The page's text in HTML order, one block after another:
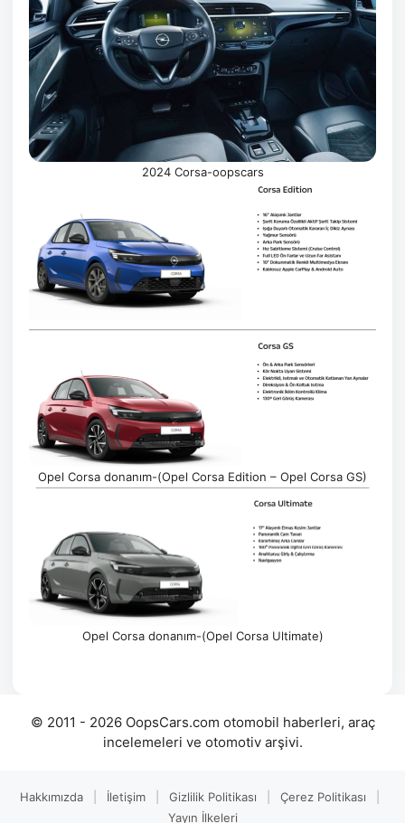
2024 Corsa-oopscars
Opel Corsa donanım-(Opel Corsa Edition – Opel Corsa GS)
Opel Corsa donanım-(Opel Corsa Ultimate)
© 2011 - 2026 OopsCars.com otomobil haberleri, araç
incelemeleri ve otomotiv arşivi.
Hakkımızda İletişim Gizlilik Politikası Çerez Politikası
Yayın İlkeleri